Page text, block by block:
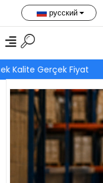
Kalite Gerçek Fiyat
русский